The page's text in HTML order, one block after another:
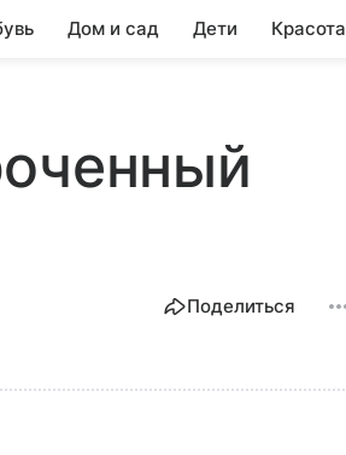
Дом и сад Дети Красота
Поделиться